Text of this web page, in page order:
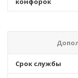
Срок службы